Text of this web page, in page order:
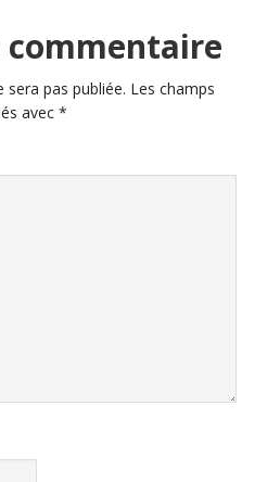
commentaire
sera pas publiée. Les champs
avec *